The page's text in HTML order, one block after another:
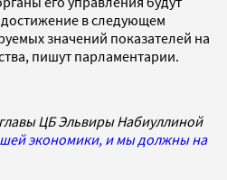
достижение в следующем
значений показателей на
пишут парламентарии.
ЦБ Эльвиры Набиуллиной
экономики, и мы должны на